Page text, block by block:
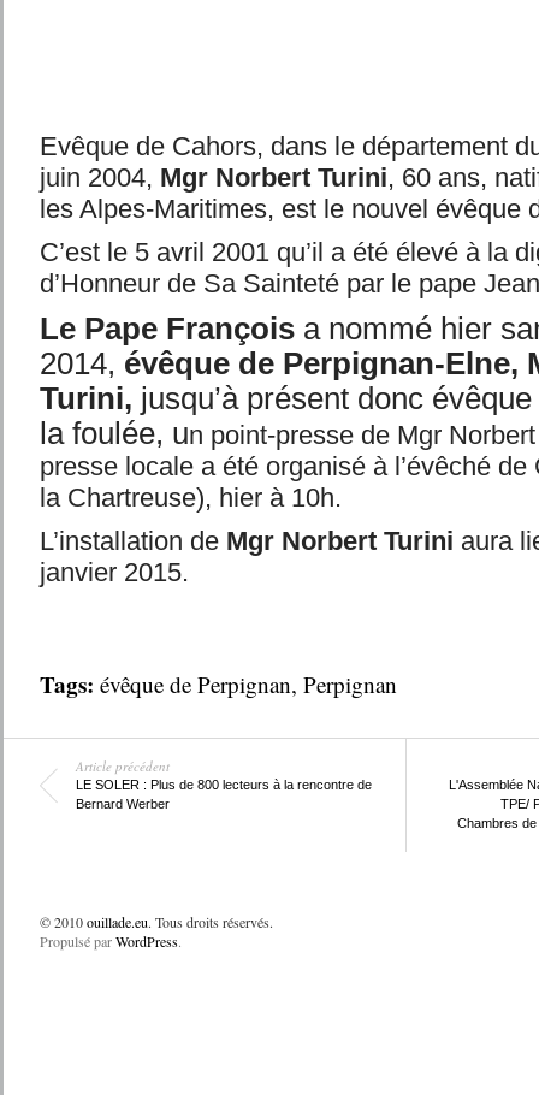
Evêque de Cahors, dans le département
juin 2004, Mgr Norbert Turini, 60 ans,
les Alpes-Maritimes, est le nouvel évêque
C’est le 5 avril 2001 qu’il a été élevé à la
d’Honneur de Sa Sainteté par le pape
Le Pape François a nommé hier
2014, évêque de Perpignan-Elne,
Turini, jusqu’à présent donc
la foulée, un point-presse de Mgr
presse locale a été organisé à l’évêché
la Chartreuse), hier à 10h.
L’installation de Mgr Norbert Turini aura
janvier 2015.
Tags: évêque de Perpignan, Perpignan
Article précédent
LE SOLER : Plus de 800 lecteurs à la rencontre de
Bernard Werber
L'Assemblée
TPE/
Chambres
© 2010ouillade.eu. Tous droits réservés.
Propulsé parWordPress.